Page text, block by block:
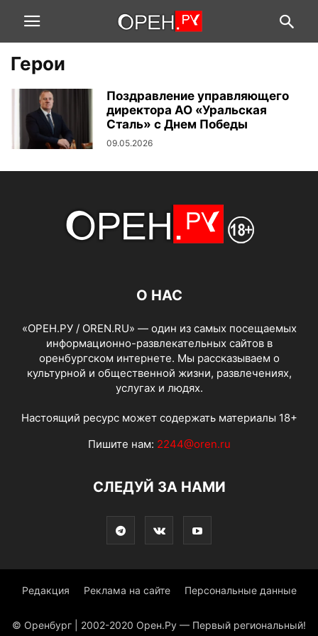
Герои
Поздравление управляющего
директора АО «Уральская
Сталь» с Днем Победы
09.05.2026
О НАС
«ОРЕН.РУ / OREN.RU» — один из самых посещаемых
информационно-развлекательных сайтов в
оренбургском интернете. Мы рассказываем о
культурной и общественной жизни, развлечениях,
услугах и людях.
Настоящий ресурс может содержать материалы 18+
Пишите нам: 2244@oren.ru
СЛЕДУЙ ЗА НАМИ
Редакция Реклама на сайте Персональные данные
© Оренбург | 2002-2020 Орен.Ру — Первый региональный!